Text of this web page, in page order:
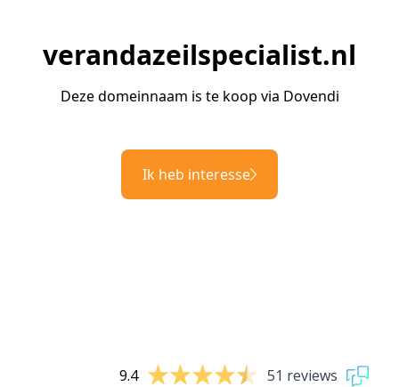
verandazeilspecialist.nl
Deze domeinnaam is te koop via Dovendi
Ik heb interesse
9.4 51 reviews